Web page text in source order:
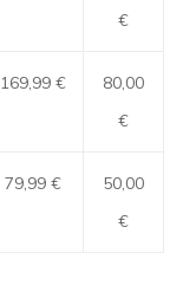
€
169,99 €
80,00
€
79,99 €
50,00
€